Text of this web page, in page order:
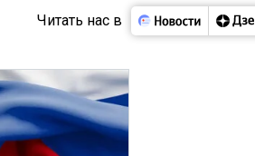
Читать нас в